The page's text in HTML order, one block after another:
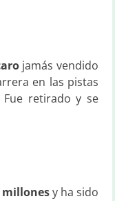
jamás vendido
en las pistas
Fue retirado y se
millonesy ha sido